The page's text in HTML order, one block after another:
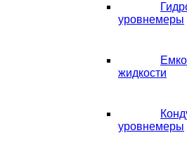
уровнемеры
жидкости
уровнемеры